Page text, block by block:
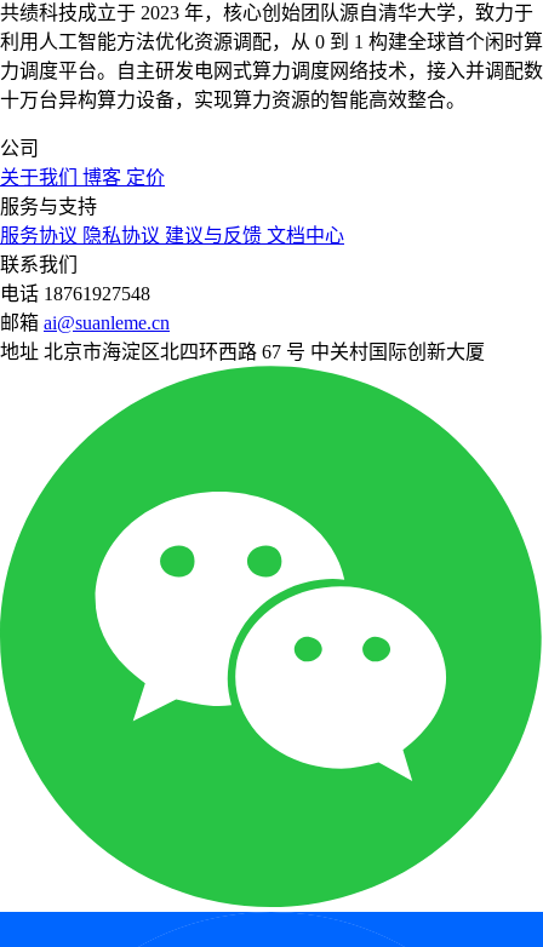
共绩科技成立于 2023 年，核心创始团队源自清华大学，致力于
利用人工智能方法优化资源调配，从 0 到 1 构建全球首个闲时算
力调度平台。自主研发电网式算力调度网络技术，接入并调配数
十万台异构算力设备，实现算力资源的智能高效整合。
公司
关于我们 博客 定价
服务与支持
服务协议 隐私协议 建议与反馈 文档中心
联系我们
电话 18761927548
邮箱 ai@suanleme.cn
地址 北京市海淀区北四环西路 67 号 中关村国际创新大厦